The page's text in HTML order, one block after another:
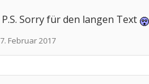
P.S. Sorry für den langen Text
7. Februar 2017